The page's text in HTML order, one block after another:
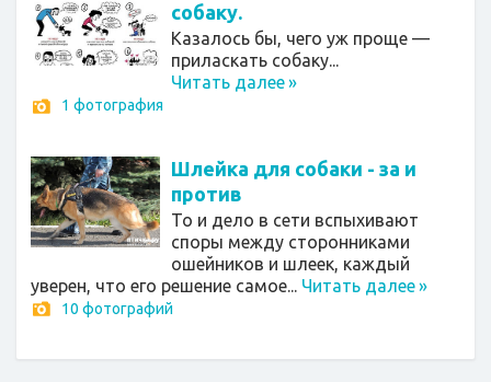
собаку.
Казалось бы, чего уж проще —
приласкать собаку...
Читать далее»
1 фотография
Шлейка для собаки - за и
против
То и дело в сети вспыхивают
споры между сторонниками
ошейников и шлеек, каждый
уверен, что его решение самое... Читать далее»
10 фотографий